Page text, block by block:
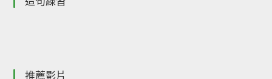
推薦影片